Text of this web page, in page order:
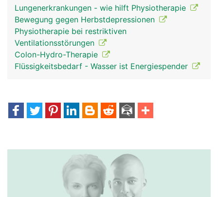
Lungenerkrankungen - wie hilft Physiotherapie
Bewegung gegen Herbstdepressionen
Physiotherapie bei restriktiven
Ventilationsstörungen
Colon-Hydro-Therapie
Flüssigkeitsbedarf - Wasser ist Energiespender